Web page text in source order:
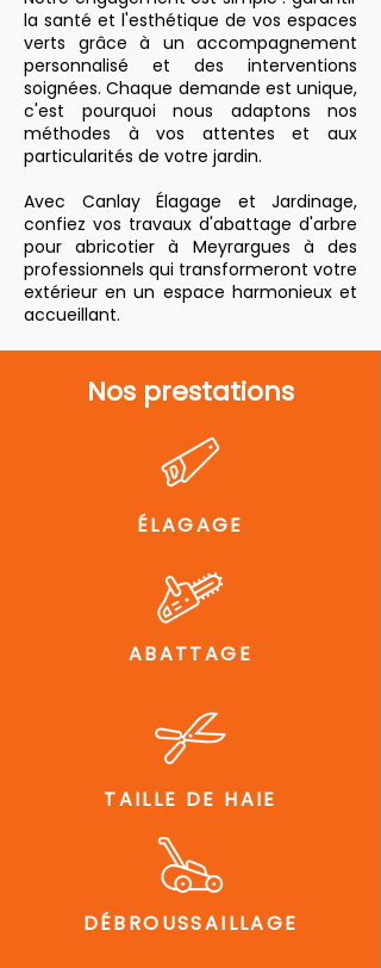
la santé et l'esthétique de vos espaces
verts grâce à un accompagnement
personnalisé et des interventions
soignées. Chaque demande est unique,
c'est pourquoi nous adaptons nos
méthodes à vos attentes et aux
particularités de votre jardin.
Avec Canlay Élagage et Jardinage,
confiez vos travaux d'abattage d'arbre
pour abricotier à Meyrargues à des
professionnels qui transformeront votre
extérieur en un espace harmonieux et
accueillant.
Nos prestations
ÉLAGAGE
ABATTAGE
TAILLE DE HAIE
DÉBROUSSAILLAGE